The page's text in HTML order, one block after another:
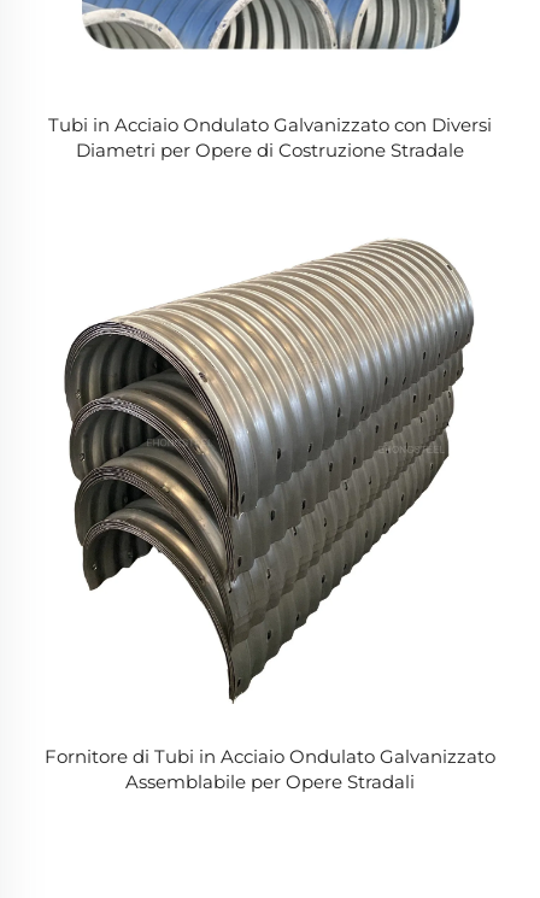
Tubi in Acciaio Ondulato Galvanizzato con Diversi
Diametri per Opere di Costruzione Stradale
Fornitore di Tubi in Acciaio Ondulato Galvanizzato
Assemblabile per Opere Stradali